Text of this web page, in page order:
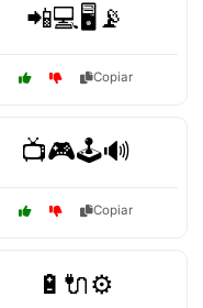
📲💻🖥️📡
Copiar
📺🎮🕹️🔊
Copiar
🔋🔌⚙️